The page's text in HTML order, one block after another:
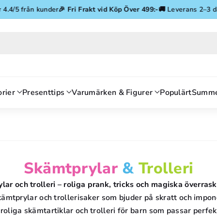
Gå vidare till innehåll
från kunder🎉Fri Frakt vid Köp Över 499:-🚚 Leverans 2–3 dagar
Presenttips Varumärken & Figurer Populärt
P
R
O
Skämtprylar & Trolleri
och trolleri – roliga prank, tricks och magiska
och trollerisaker som bjuder på skratt och
skämtartiklar och trolleri för barn som passar